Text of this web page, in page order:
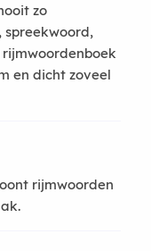
zo
spreekwoord,
en dicht zoveel
rijmwoorden